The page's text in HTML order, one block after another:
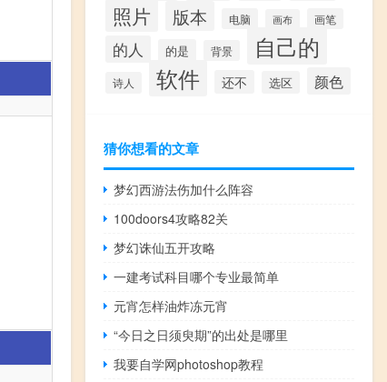
照片 版本 电脑 画布 画笔
的人 的是 背景 自己的
诗人 软件 还不 选区 颜色
猜你想看的文章
梦幻西游法伤加什么阵容
100doors4攻略82关
梦幻诛仙五开攻略
一建考试科目哪个专业最简单
元宵怎样油炸冻元宵
“今日之日须臾期”的出处是哪里
我要自学网photoshop教程